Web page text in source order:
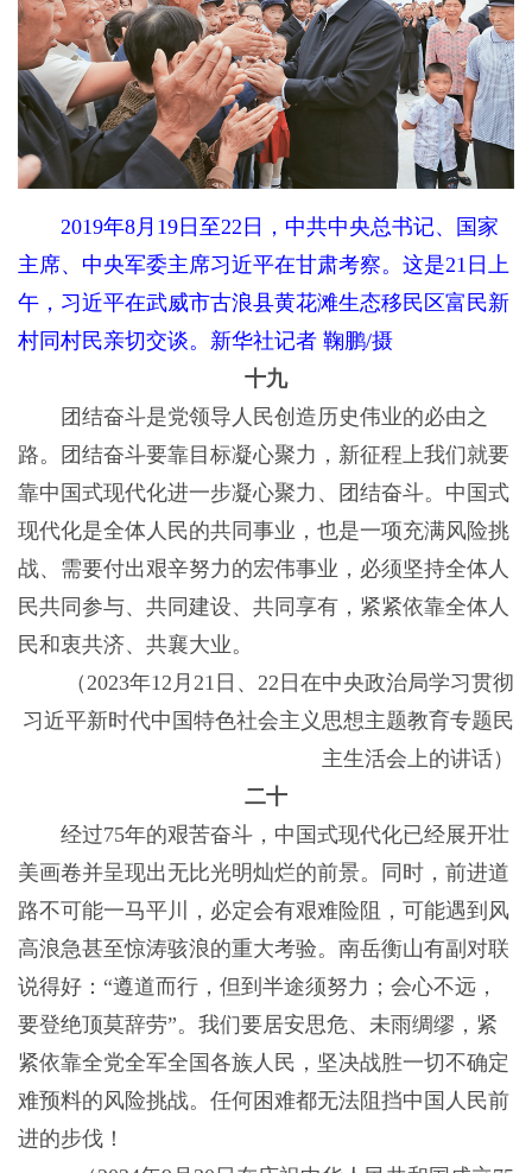
2019年8月19日至22日，中共中央总书记、国家
主席、中央军委主席习近平在甘肃考察。这是21日上
午，习近平在武威市古浪县黄花滩生态移民区富民新
村同村民亲切交谈。新华社记者 鞠鹏/摄
十九
团结奋斗是党领导人民创造历史伟业的必由之
路。团结奋斗要靠目标凝心聚力，新征程上我们就要
靠中国式现代化进一步凝心聚力、团结奋斗。中国式
现代化是全体人民的共同事业，也是一项充满风险挑
战、需要付出艰辛努力的宏伟事业，必须坚持全体人
民共同参与、共同建设、共同享有，紧紧依靠全体人
民和衷共济、共襄大业。
（2023年12月21日、22日在中央政治局学习贯彻
习近平新时代中国特色社会主义思想主题教育专题民
主生活会上的讲话）
二十
经过75年的艰苦奋斗，中国式现代化已经展开壮
美画卷并呈现出无比光明灿烂的前景。同时，前进道
路不可能一马平川，必定会有艰难险阻，可能遇到风
高浪急甚至惊涛骇浪的重大考验。南岳衡山有副对联
说得好：“遵道而行，但到半途须努力；会心不远，
要登绝顶莫辞劳”。我们要居安思危、未雨绸缪，紧
紧依靠全党全军全国各族人民，坚决战胜一切不确定
难预料的风险挑战。任何困难都无法阻挡中国人民前
进的步伐！